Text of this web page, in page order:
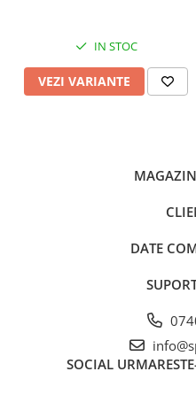
IN STOC
VEZI VARIANTE
DATE
SOCIAL